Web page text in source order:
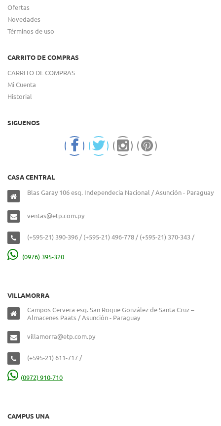
Ofertas
Novedades
Términos de uso
CARRITO DE COMPRAS
CARRITO DE COMPRAS
Mi Cuenta
Historial
SIGUENOS
CASA CENTRAL
Blas Garay 106 esq. Independecia Nacional / Asunción - Paraguay
ventas@etp.com.py
(+595-21) 390-396 / (+595-21) 496-778 / (+595-21) 370-343 /
(0976) 395-320
VILLAMORRA
Campos Cervera esq. San Roque González de Santa Cruz –
Almacenes Paats / Asunción - Paraguay
villamorra@etp.com.py
(+595-21) 611-717 /
(0972) 910-710
CAMPUS UNA